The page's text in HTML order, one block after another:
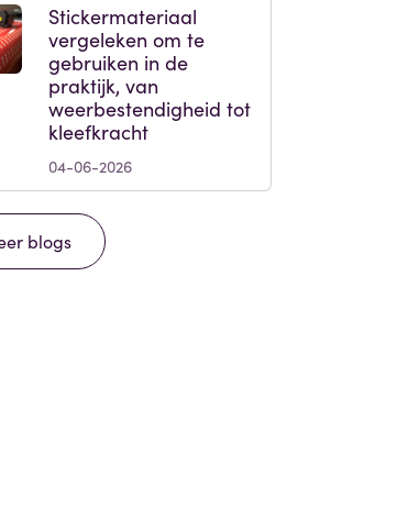
Stickermateriaal
vergeleken om te
gebruiken in de
praktijk, van
weerbestendigheid tot
kleefkracht
04-06-2026
blogs